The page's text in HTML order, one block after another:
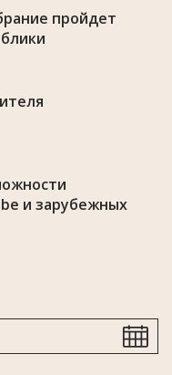
пройдет
и зарубежных